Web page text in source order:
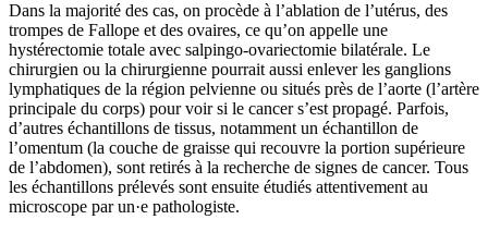
Dans la majorité des cas, on procède à l’ablation de l’utérus, des
trompes de Fallope et des ovaires, ce qu’on appelle une
hystérectomie totale avec salpingo-ovariectomie bilatérale. Le
chirurgien ou la chirurgienne pourrait aussi enlever les ganglions
lymphatiques de la région pelvienne ou situés près de l’aorte (l’artère
principale du corps) pour voir si le cancer s’est propagé. Parfois,
d’autres échantillons de tissus, notamment un échantillon de
l’omentum (la couche de graisse qui recouvre la portion supérieure
de l’abdomen), sont retirés à la recherche de signes de cancer. Tous
les échantillons prélevés sont ensuite étudiés attentivement au
microscope par un·e pathologiste.